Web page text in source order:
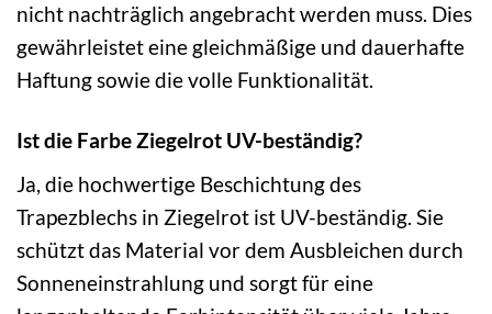
nicht nachträglich angebracht werden muss. Dies
gewährleistet eine gleichmäßige und dauerhafte
Haftung sowie die volle Funktionalität.
Ist die Farbe Ziegelrot UV-beständig?
Ja, die hochwertige Beschichtung des
Trapezblechs in Ziegelrot ist UV-beständig. Sie
schützt das Material vor dem Ausbleichen durch
Sonneneinstrahlung und sorgt für eine